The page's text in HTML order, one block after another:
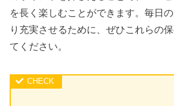
を長く楽しむことができます。毎日
り充実させるために、ぜひこれらの
てください。